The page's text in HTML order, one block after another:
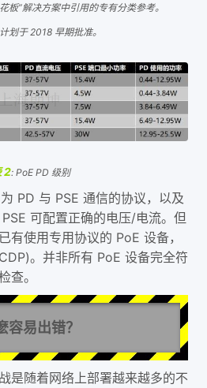
板”解决方案中引用的专有分类参考。
划于 2018 早期批准。
2: PoE PD 级别
PD 与 PSE 通信的协议，以及
可配置正确的电压/电流。但
有使用专用协议的 PoE 设备，
。并非所有 PoE 设备完全符
查。
容易出错？
是随着网络上部署越来越多的不